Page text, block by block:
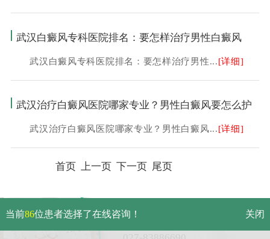
武汉白癜风专科医院排名：要怎样治疗男性白癜风
武汉白癜风专科医院排名：要怎样治疗男性...[详细]
武汉治疗白癜风医院哪家专业？男性白癜风要怎么护
武汉治疗白癜风医院哪家专业？男性白癜风...[详细]
首页 上一页 下一页 尾页
武汉市硚口区解放大道479号
当前86位患者选择了在线咨询！ 关闭